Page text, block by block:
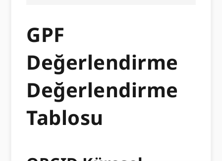
GPF
Değerlendirme
Değerlendirme
Tablosu